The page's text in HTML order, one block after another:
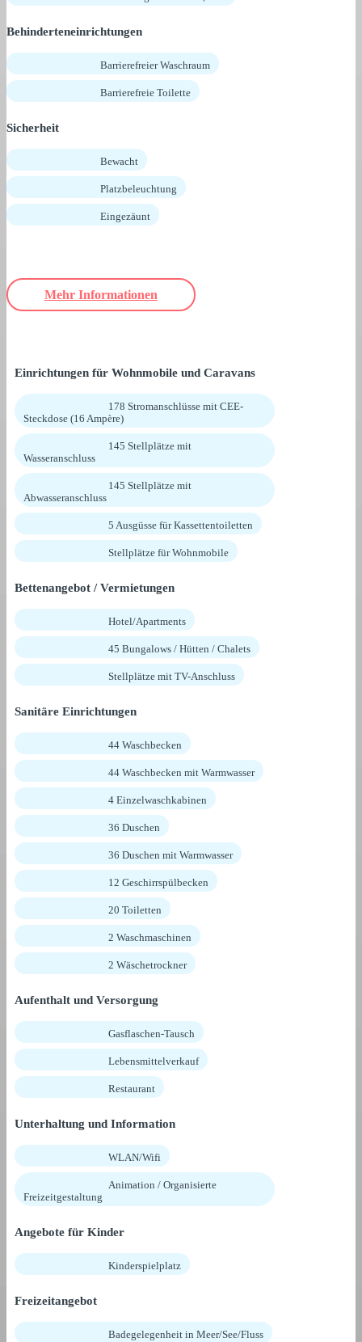
Behinderteneinrichtungen
Barrierefreier Waschraum
Barrierefreie Toilette
Sicherheit
Bewacht
Platzbeleuchtung
Eingezäunt
Mehr Informationen
Einrichtungen für Wohnmobile und Caravans
178 Stromanschlüsse mit CEE-
Steckdose (16 Ampère)
145 Stellplätze mit
Wasseranschluss
145 Stellplätze mit
Abwasseranschluss
5 Ausgüsse für Kassettentoiletten
Stellplätze für Wohnmobile
Bettenangebot / Vermietungen
Hotel/Apartments
45 Bungalows / Hütten / Chalets
Stellplätze mit TV-Anschluss
Sanitäre Einrichtungen
44 Waschbecken
44 Waschbecken mit Warmwasser
4 Einzelwaschkabinen
36 Duschen
36 Duschen mit Warmwasser
12 Geschirrspülbecken
20 Toiletten
2 Waschmaschinen
2 Wäschetrockner
Aufenthalt und Versorgung
Gasflaschen-Tausch
Lebensmittelverkauf
Restaurant
Unterhaltung und Information
WLAN/Wifi
Animation / Organisierte
Freizeitgestaltung
Angebote für Kinder
Kinderspielplatz
Freizeitangebot
Badegelegenheit in Meer/See/Fluss